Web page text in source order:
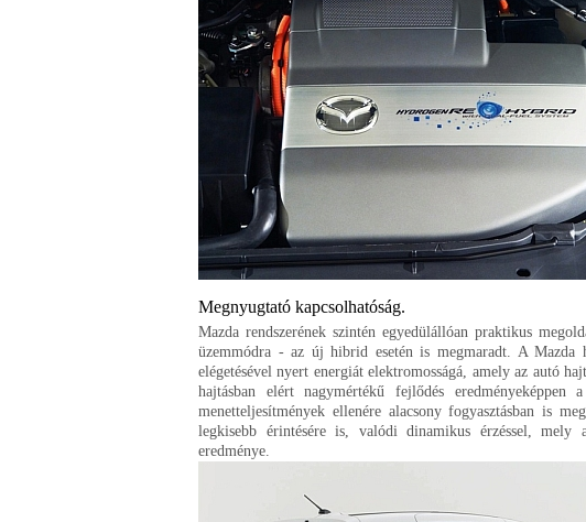
Megnyugtató kapcsolhatóság.
Mazda rendszerének szintén egyedülállóan praktikus
üzemmódra - az új hibrid esetén is megmaradt. A
elégetésével nyert energiát elektromosságá, amely az autó
hajtásban elért nagymértékű fejlődés
menetteljesítmények ellenére alacsony fogyasztásban is
legkisebb érintésére is, valódi dinamikus érzéssel, mely
eredménye.